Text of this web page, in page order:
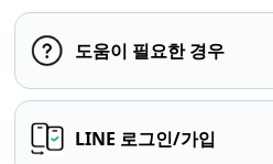
도움이 필요한 경우
LINE 로그인/가입